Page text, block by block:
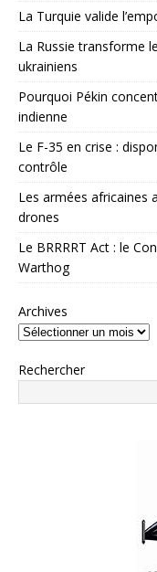
La Turquie valide
La Russie transforme
ukrainiens
Pourquoi Pékin
indienne
Le F-35 en crise :
contrôle
Les armées africaines
drones
Le BRRRRT Act : le
Warthog
Archives
Rechercher